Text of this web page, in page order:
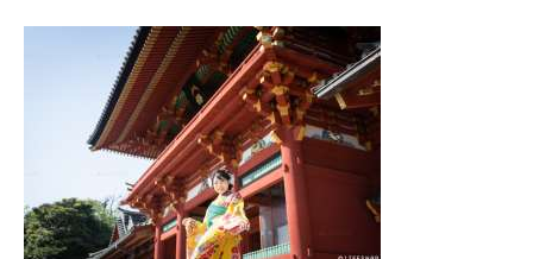
● 新規作成
過去にLIFESNAPで撮影いただいた方
＊今回新規作成された方も、2冊目以降50％OFFとなります
● 増刷
過去にライフブックをご注文いただいた方